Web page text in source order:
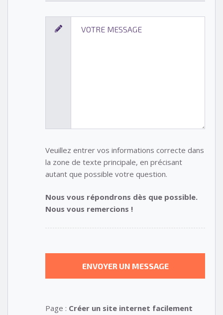
Veuillez entrer vos informations correcte dans
la zone de texte principale, en précisant
autant que possible votre question.
Nous vous répondrons dès que possible.
Nous vous remercions !
Page : Créer un site internet facilement